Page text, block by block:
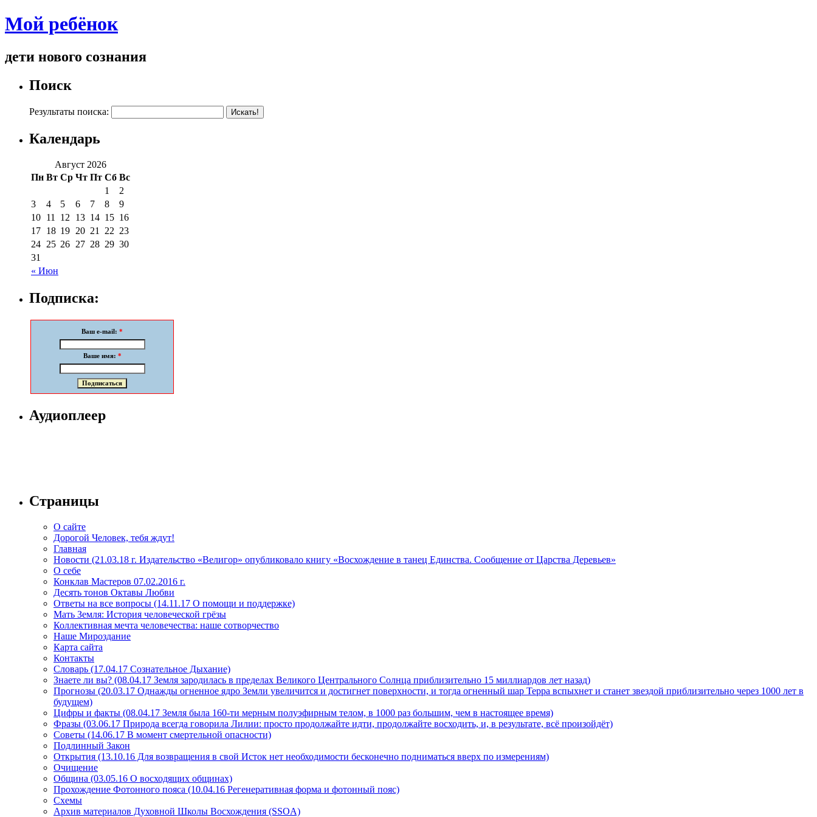
Мой ребёнок
дети нового сознания
Поиск
Результаты поиска:
Календарь
Август 2026
Пн Вт Ср Чт Пт Сб Вс
« Июн
1
2
3
4 5 6 7 8
9
10 11 12 13 14 15 16
17 18 19 20 21 22 23
24 25 26 27 28 29 30
31
Подписка:
Ваш e-mail: *
Ваше имя: *
Аудиоплеер
Страницы
О сайте
Дорогой Человек, тебя ждут!
Главная
Новости (21.03.18 г. Издательство «Велигор» опубликовало книгу «Восхождение в танец Единства. Сообщение от Царства Деревьев»
О себе
Конклав Мастеров 07.02.2016 г.
Десять тонов Октавы Любви
Ответы на все вопросы (14.11.17 О помощи и поддержке)
Мать Земля: История человеческой грёзы
Коллективная мечта человечества: наше сотворчество
Наше Мироздание
Карта сайта
Контакты
Словарь (17.04.17 Сознательное Дыхание)
Знаете ли вы? (08.04.17 Земля зародилась в пределах Великого Центрального Солнца приблизительно 15 миллиардов лет назад)
Прогнозы (20.03.17 Однажды огненное ядро Земли увеличится и достигнет поверхности, и тогда огненный шар Терра вспыхнет и станет звездой приблизительно через 1000 лет в
будущем)
Цифры и факты (08.04.17 Земля была 160-ти мерным полуэфирным телом, в 1000 раз большим, чем в настоящее время)
Фразы (03.06.17 Природа всегда говорила Лилии: просто продолжайте идти, продолжайте восходить, и, в результате, всё произойдёт)
Советы (14.06.17 В момент смертельной опасности)
Подлинный Закон
Открытия (13.10.16 Для возвращения в свой Исток нет необходимости бесконечно подниматься вверх по измерениям)
Очищение
Община (03.05.16 О восходящих общинах)
Прохождение Фотонного пояса (10.04.16 Регенеративная форма и фотонный пояс)
Схемы
Архив материалов Духовной Школы Восхождения (SSOA)